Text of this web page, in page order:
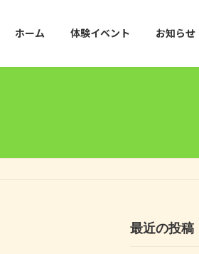
ホーム 体験イベント お知らせ
最近の投稿